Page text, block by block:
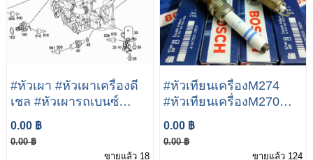
#หัวเผา #หัวเผาเครื่องดี
เชล #หัวเผารถเบนซ์
Mercedes benz ดีเชล
OM646 OM642 OM651
หัวเผาW212 หัวเผาW211
0.00 ฿
0.00 ฿
ขายแล้ว 18
#หัวเทียนเครื่องM274
#หัวเทียนเครื่องM270
#หัวเทียนBOSCH
V6SII3328 (เครื่อง M270
M274) W117 W176
0.00 ฿
0.00 ฿
ขายแล้ว 124